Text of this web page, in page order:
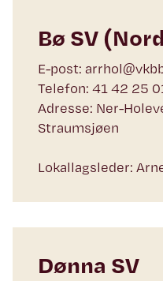
Bø SV
E-post:
Telefon: 41 42 25
Adresse: Ner-
Straumsjøen
Lokallagsleder:
Dønna SV